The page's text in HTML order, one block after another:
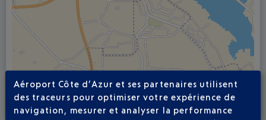
Voir la carte
Aéroport Côte d’Azur et ses partenaires utilisent
des traceurs pour optimiser votre expérience de
navigation, mesurer et analyser la performance